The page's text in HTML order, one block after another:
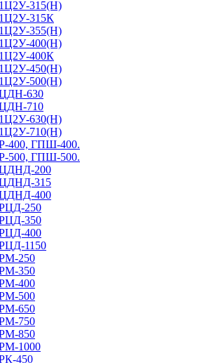
315(Н)
315К
355(Н)
400(Н)
400К
450(Н)
500(Н)
ЦДН-630
ЦДН-710
630(Н)
710(Н)
400, ГПШ-400.
500, ГПШ-500.
ЦДНД-200
ЦДНД-315
ЦДНД-400
250
350
400
1150
250
350
400
500
650
750
850
1000
450